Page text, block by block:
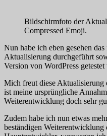
Bildschirmfoto der
Compressed Emoji.
Nun habe ich eben gesehen
Aktualisierung durchgeführt
Version von WordPress
Mich freut diese Aktualisierung
ist meine ursprüngliche
Weiterentwicklung doch sehr
Zudem habe ich nun etwas
beständigen Weiterentwicklung